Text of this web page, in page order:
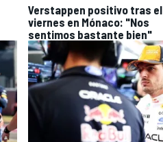
Verstappen positivo tras el
viernes en Mónaco: "Nos
sentimos bastante bien"